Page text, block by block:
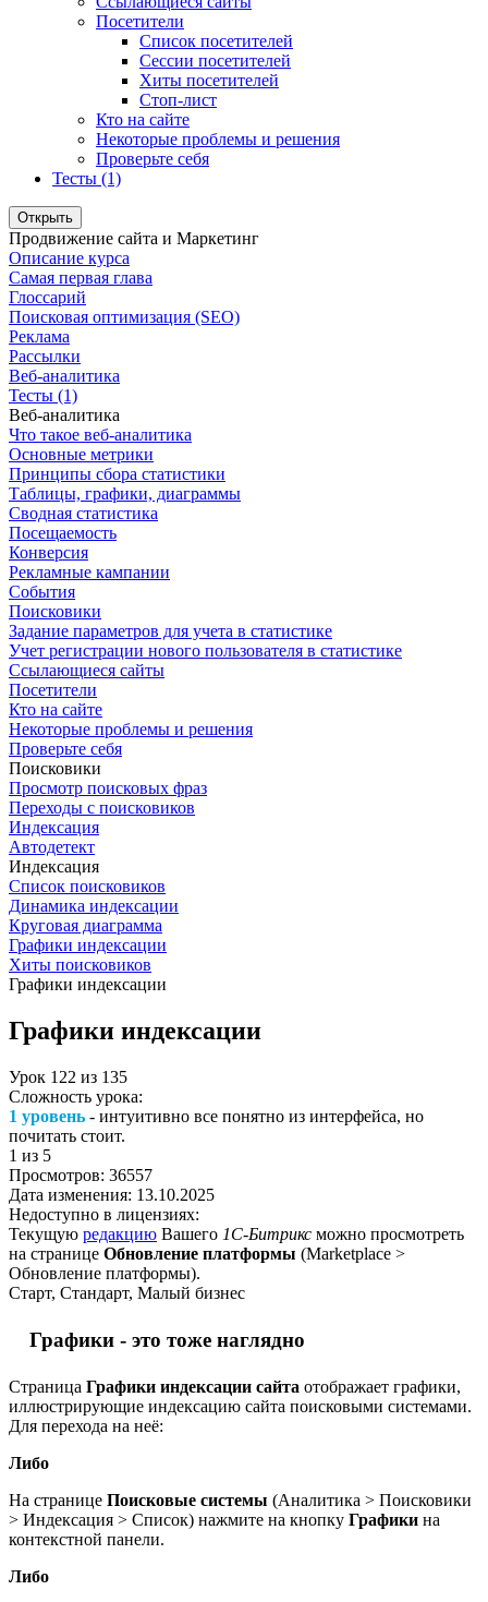
Посетители
Список посетителей
Сессии посетителей
Хиты посетителей
Стоп-лист
Кто на сайте
Некоторые проблемы и решения
Проверьте себя
Тесты (1)
Открыть
Продвижение сайта и Маркетинг
Описание курса
Самая первая глава
Глоссарий
Поисковая оптимизация (SEO)
Реклама
Рассылки
Веб-аналитика
Тесты (1)
Веб-аналитика
Что такое веб-аналитика
Основные метрики
Принципы сбора статистики
Таблицы, графики, диаграммы
Сводная статистика
Посещаемость
Конверсия
Рекламные кампании
События
Поисковики
Задание параметров для учета в статистике
Учет регистрации нового пользователя в статистике
Ссылающиеся сайты
Посетители
Кто на сайте
Некоторые проблемы и решения
Проверьте себя
Поисковики
Просмотр поисковых фраз
Переходы с поисковиков
Индексация
Автодетект
Индексация
Список поисковиков
Динамика индексации
Круговая диаграмма
Графики индексации
Хиты поисковиков
Графики индексации
Графики индексации
Урок 122 из 135
Сложность урока:
1 уровень - интуитивно все понятно из интерфейса, но
почитать стоит.
1 из 5
Просмотров: 36557
Дата изменения: 13.10.2025
Недоступно в лицензиях:
Текущую редакцию Вашего 1С-Битрикс можно просмотреть
на странице Обновление платформы (Marketplace >
Обновление платформы).
Старт, Стандарт, Малый бизнес
Графики - это тоже наглядно
Страница Графики индексации сайта отображает графики,
иллюстрирующие индексацию сайта поисковыми системами.
Для перехода на неё:
Либо
На странице Поисковые системы (Аналитика > Поисковики
> Индексация > Список) нажмите на кнопку Графики на
контекстной панели.
Либо